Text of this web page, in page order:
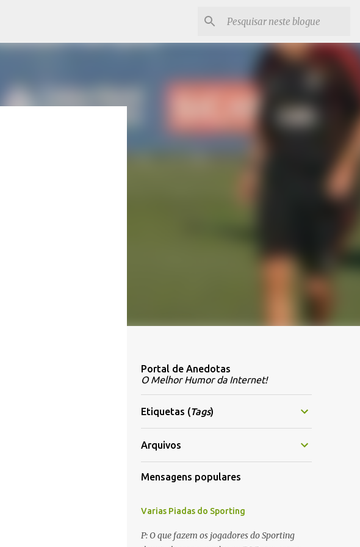
Portal de Anedotas
O Melhor Humor da Internet!
Etiquetas (Tags)
Arquivos
Mensagens populares
Varias Piadas do Sporting
P: O que fazem os jogadores do Sporting